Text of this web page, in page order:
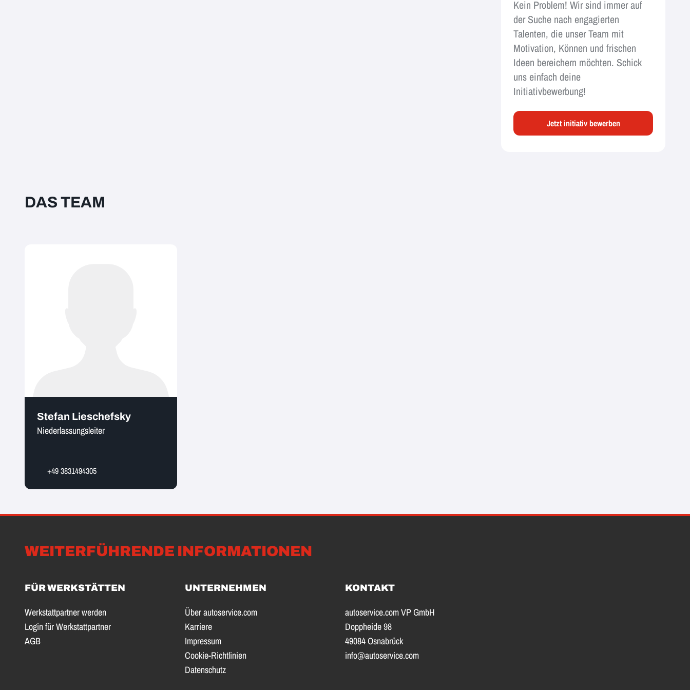
Kein Problem! Wir sind immer auf
der Suche nach engagierten
Talenten, die unser Team mit
Motivation, Können und frischen
Ideen bereichern möchten. Schick
uns einfach deine
Initiativbewerbung!
Jetzt initiativ bewerben
DAS TEAM
Stefan Lieschefsky
Niederlassungsleiter
+49 3831494305
WEITERFÜHRENDE INFORMATIONEN
FÜR WERKSTÄTTEN
Werkstattpartner werden
Login für Werkstattpartner
AGB
UNTERNEHMEN
Über autoservice.com
Karriere
Impressum
Cookie-Richtlinien
Datenschutz
KONTAKT
autoservice.com VP GmbH
Doppheide 98
49084 Osnabrück
info@autoservice.com